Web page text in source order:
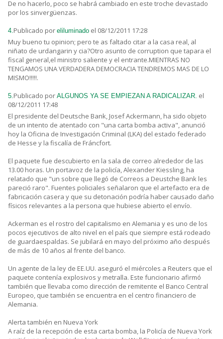
De no hacerlo, poco se habrá cambiado en este troche devastado
por los sinvergüenzas.
4.Publicado por eliluminado el 08/12/2011 17:28
Muy bueno tu opinion; pero te as faltado citar a la casa real, al
niñato de urdangarin y cia?Otro asunto de corruption que tapara el
fiscal general,el ministro saliente y el entrante.MIENTRAS NO
TENGAMOS UNA VERDADERA DEMOCRACIA TENDREMOS MAS DE LO
MISMO!!!!!.
5.Publicado por ALGUNOS YA SE EMPIEZAN A RADICALIZAR. el
08/12/2011 17:48
El presidente del Deutsche Bank, Josef Ackermann, ha sido objeto
de un intento de atentado con "una carta bomba activa", anunció
hoy la Oficina de Investigación Criminal (LKA) del estado federado
de Hesse y la fiscalía de Fráncfort.
El paquete fue descubierto en la sala de correo alrededor de las
13.00 horas. Un portavoz de la policía, Alexander Kiessling, ha
relatado que "un sobre que llegó de Correos a Deustche Bank les
pareció raro". Fuentes policiales señalaron que el artefacto era de
fabricación casera y que su detonación podría haber causado daño
físicos relevantes a la persona que hubiese abierto el envío.
Ackerman es el rostro del capitalismo en Alemania y es uno de los
pocos ejecutivos de alto nivel en el país que siempre está rodeado
de guardaespaldas. Se jubilará en mayo del próximo año después
de más de 10 años al frente del banco.
Un agente de la ley de EE.UU. aseguró el miércoles a Reuters que el
paquete contenía explosivos y metralla. Este funcionario afirmó
también que llevaba como dirección de remitente el Banco Central
Europeo, que también se encuentra en el centro financiero de
Alemania.
Alerta también en Nueva York
A raíz de la recepción de esta carta bomba, la Policía de Nueva York